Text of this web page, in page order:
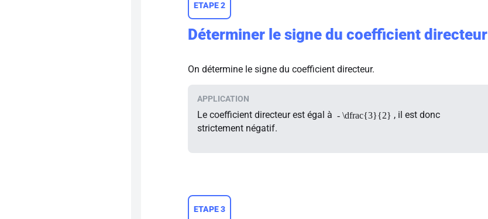
ETAPE 2
Déterminer le signe du coefficient directeur
On détermine le signe du coefficient directeur.
Le coefficient directeur est égal à - \dfrac{3}{2} , il est donc
strictement négatif.
ETAPE 3